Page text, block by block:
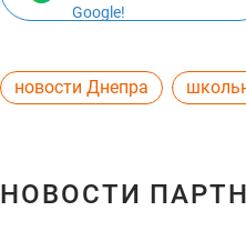
Google!
новости Днепра
НОВОСТИ